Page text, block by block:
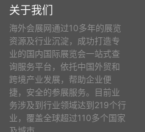
关于我们
海外会展网通过10多年的展览
资源及行业沉淀，成功打造专
业的国内国际展览会一站式查
询服务平台，依托中国外贸和
跨境产业发展，帮助企业便
捷，安全的参展服务。目前业
务涉及到行业领域达到219个行
业，覆盖全球超过110多个国家